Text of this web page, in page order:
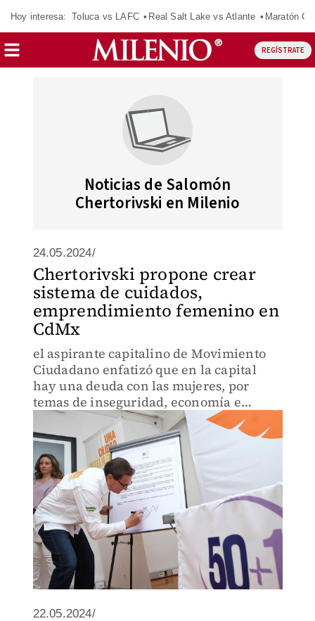
Hoy interesa: Toluca vs LAFC Real Salt Lake vs Atlante Maratón
REGÍSTRATE
Noticias de Salomón
Chertorivski en Milenio
24.05.2024/
Chertorivski propone crear
sistema de cuidados,
emprendimiento femenino en
CdMx
el aspirante capitalino de Movimiento
Ciudadano enfatizó que en la capital
hay una deuda con las mujeres, por
temas de inseguridad, economía e
igualdad.
22.05.2024/